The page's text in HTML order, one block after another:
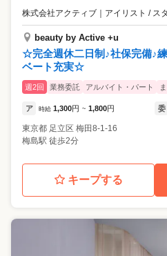
株式会社アクティブ アイリスト / ス
beauty by Active +u
☆完全週休二日制♪社保完備♪
ベート充実☆
週2回 業務委託 アルバイト・パート
ア 時給 1,300円 ~ 1,800円 委
東京都 足立区 梅田8-1-16
梅島駅 徒歩2分
キープする